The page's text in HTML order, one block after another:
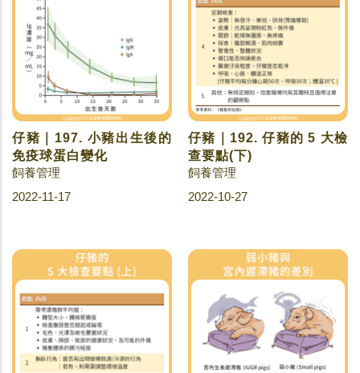
仔豬｜197. 小豬出生後的
免疫球蛋白變化
飼養管理
2022-11-17
仔豬｜192. 仔豬的 5 大檢
查要點(下)
飼養管理
2022-10-27